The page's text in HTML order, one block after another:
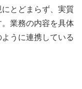
とどまらず、実質
業務の内容を具体
うに連携している